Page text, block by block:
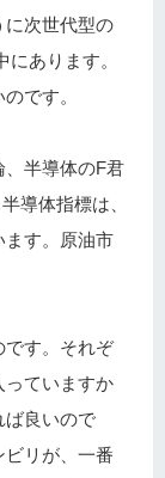
次世代型の
あります。
です。
半導体のF君
導体指標は、
す。原油市
す。それぞ
ていますか
ば良いので
リが、一番